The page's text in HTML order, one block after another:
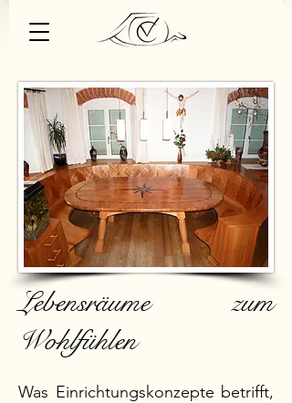
Lebensräume zum
Wohlfühlen
Was Einrichtungskonzepte betrifft,